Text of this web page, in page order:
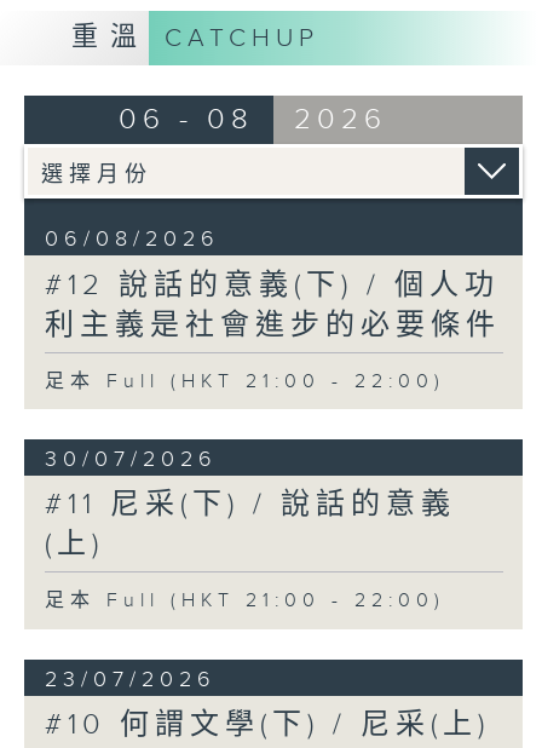
重溫 CATCHUP
06 - 08 2026
06/08/2026
#12 說話的意義(下) / 個人功
利主義是社會進步的必要條件
足本 Full (HKT 21:00 - 22:00)
30/07/2026
#11 尼采(下) / 說話的意義
(上)
足本 Full (HKT 21:00 - 22:00)
23/07/2026
#10 何謂文學(下) / 尼采(上)